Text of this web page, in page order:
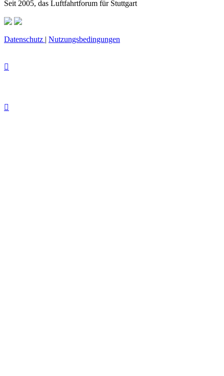
Seit 2005, das Luftfahrtforum für Stuttgart
Datenschutz | Nutzungsbedingungen